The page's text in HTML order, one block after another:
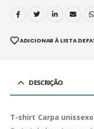
ADICIONAR À LISTA DE
DESCRIÇÃO
T-shirt Carpa unissexo